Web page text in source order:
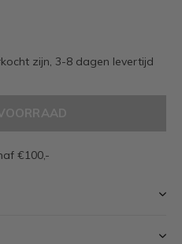
zijn, 3-8 dagen levertijd
€100,-